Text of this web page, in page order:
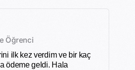
Öğrenci
ilk kez verdim ve bir kaç
ödeme geldi. Hala